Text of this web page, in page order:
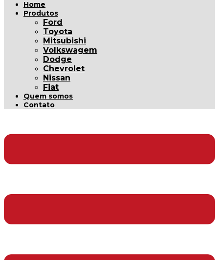
Home
Produtos
Ford
Toyota
Mitsubishi
Volkswagem
Dodge
Chevrolet
Nissan
Fiat
Quem somos
Contato